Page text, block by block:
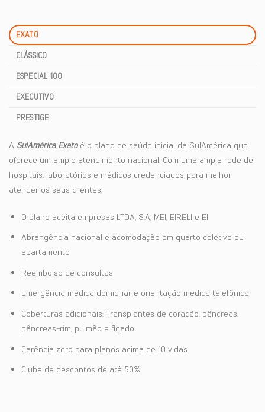
EXATO
CLÁSSICO
ESPECIAL 100
EXECUTIVO
PRESTIGE
A SulAmérica Exatoé o plano de saúde inicial da SulAmérica que
oferece um amplo atendimento nacional. Com uma ampla rede de
hospitais, laboratórios e médicos credenciados para melhor
atender os seus clientes.
O plano aceita empresas LTDA, S.A, MEI, EIRELI e EI
Abrangência nacional e acomodação em quarto coletivo ou
apartamento
Reembolso de consultas
Emergência médica domiciliar e orientação médica telefônica
Coberturas adicionais: Transplantes de coração, pâncreas,
pâncreas-rim, pulmão e fígado
Carência zero para planos acima de 10 vidas
Clube de descontos de até 50%